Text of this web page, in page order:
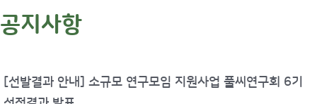
공지사항
[선발결과 안내] 소규모 연구모임 지원사업 풀씨연구회 6기